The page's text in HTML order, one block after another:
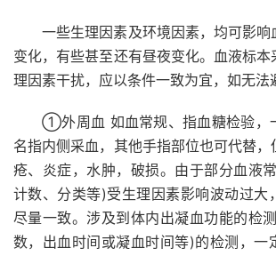
一些生理因素及环境因素，均可影响
变化，有些甚至还有昼夜变化。血液标
理因素干扰，应以条件一致为宜，如无法
①外周血 如血常规、指血糖检验，
名指内侧采血，其他手指部位也可代替
疮、炎症，水肿，破损。由于部分血液
计数、分类等)受生理因素影响波动过大
尽量一致。涉及到体内出凝血功能的检
数，出血时间或凝血时间等)的检测，一